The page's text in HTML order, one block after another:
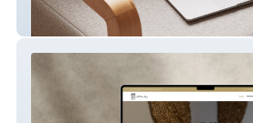
Helis Schilderwerken